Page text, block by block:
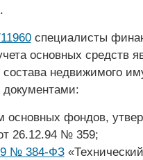
специалисты
основных средств
недвижимого
документами:
основных фондов,
26.12.94 № 359;
№ 384-ФЗ